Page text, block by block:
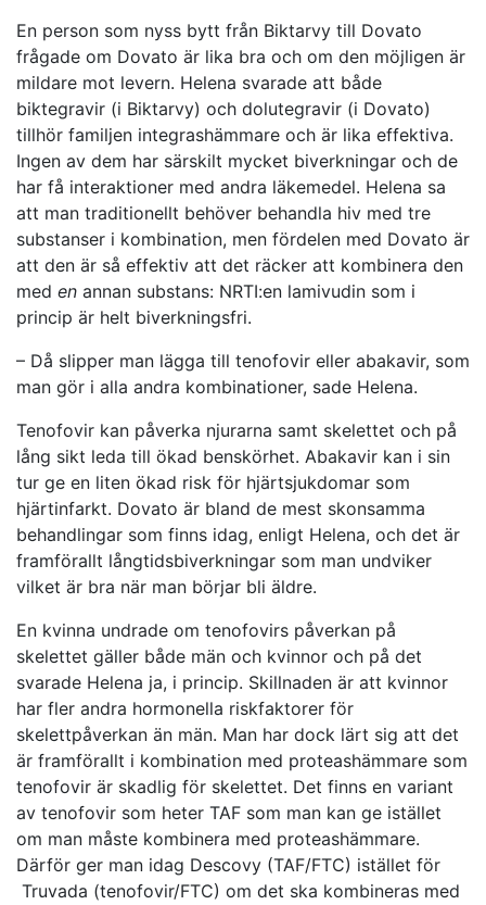
En person som nyss bytt från Biktarvy till Dovato
frågade om Dovato är lika bra och om den möjligen är
mildare mot levern. Helena svarade att både
biktegravir (i Biktarvy) och dolutegravir (i Dovato)
tillhör familjen integrashämmare och är lika effektiva.
Ingen av dem har särskilt mycket biverkningar och de
har få interaktioner med andra läkemedel. Helena sa
att man traditionellt behöver behandla hiv med tre
substanser i kombination, men fördelen med Dovato är
att den är så effektiv att det räcker att kombinera den
med en annan substans: NRTI:en lamivudin som i
princip är helt biverkningsfri.
– Då slipper man lägga till tenofovir eller abakavir, som
man gör i alla andra kombinationer, sade Helena.
Tenofovir kan påverka njurarna samt skelettet och på
lång sikt leda till ökad benskörhet. Abakavir kan i sin
tur ge en liten ökad risk för hjärtsjukdomar som
hjärtinfarkt. Dovato är bland de mest skonsamma
behandlingar som finns idag, enligt Helena, och det är
framförallt långtidsbiverkningar som man undviker
vilket är bra när man börjar bli äldre.
En kvinna undrade om tenofovirs påverkan på
skelettet gäller både män och kvinnor och på det
svarade Helena ja, i princip. Skillnaden är att kvinnor
har fler andra hormonella riskfaktorer för
skelettpåverkan än män. Man har dock lärt sig att det
är framförallt i kombination med proteashämmare som
tenofovir är skadlig för skelettet. Det finns en variant
av tenofovir som heter TAF som man kan ge istället
om man måste kombinera med proteashämmare.
Därför ger man idag Descovy (TAF/FTC) istället för
Truvada (tenofovir/FTC) om det ska kombineras med